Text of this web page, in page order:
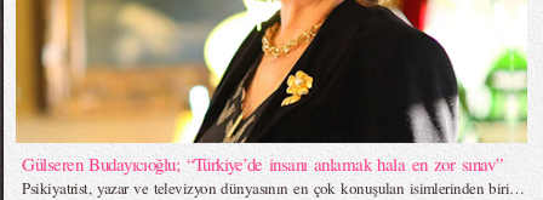
Gülseren Budayıcıoğlu; “Türkiye’de insanı anlamak hala en zor sınav”
Psikiyatrist, yazar ve televizyon dünyasının en çok konuşulan isimlerinden biri…